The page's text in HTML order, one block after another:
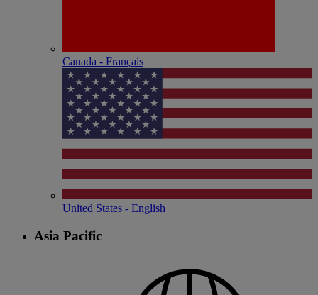
Canada - Français
United States - English
Asia Pacific